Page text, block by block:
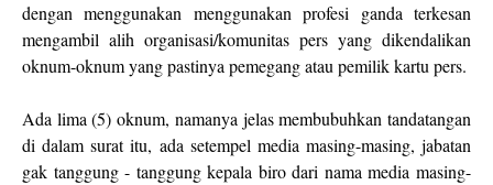
dengan menggunakan menggunakan profesi ganda terkesan
mengambil alih organisasi/komunitas pers yang dikendalikan
oknum-oknum yang pastinya pemegang atau pemilik kartu pers.
Ada lima (5) oknum, namanya jelas membubuhkan tandatangan
di dalam surat itu, ada setempel media masing-masing, jabatan
gak tanggung - tanggung kepala biro dari nama media masing-